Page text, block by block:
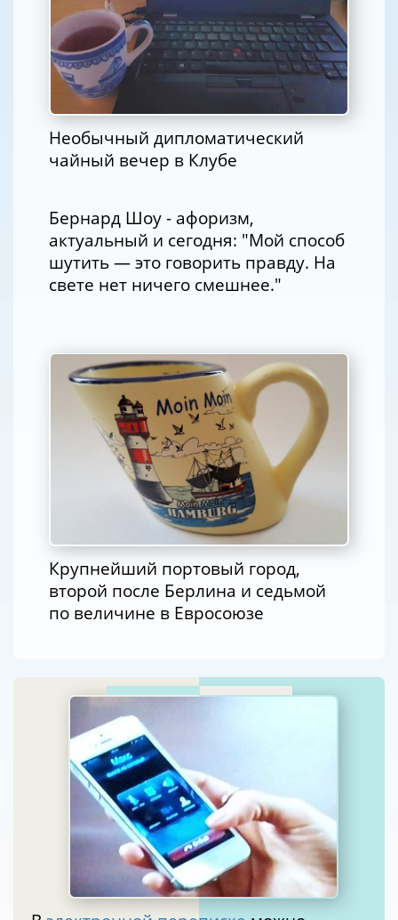
Необычный дипломатический
чайный вечер в Клубе
Бернард Шоу - афоризм,
актуальный и сегодня: "Мой способ
шутить — это говорить правду. На
свете нет ничего смешнее."
Крупнейший портовый город,
второй после Берлина и седьмой
по величине в Евросоюзе